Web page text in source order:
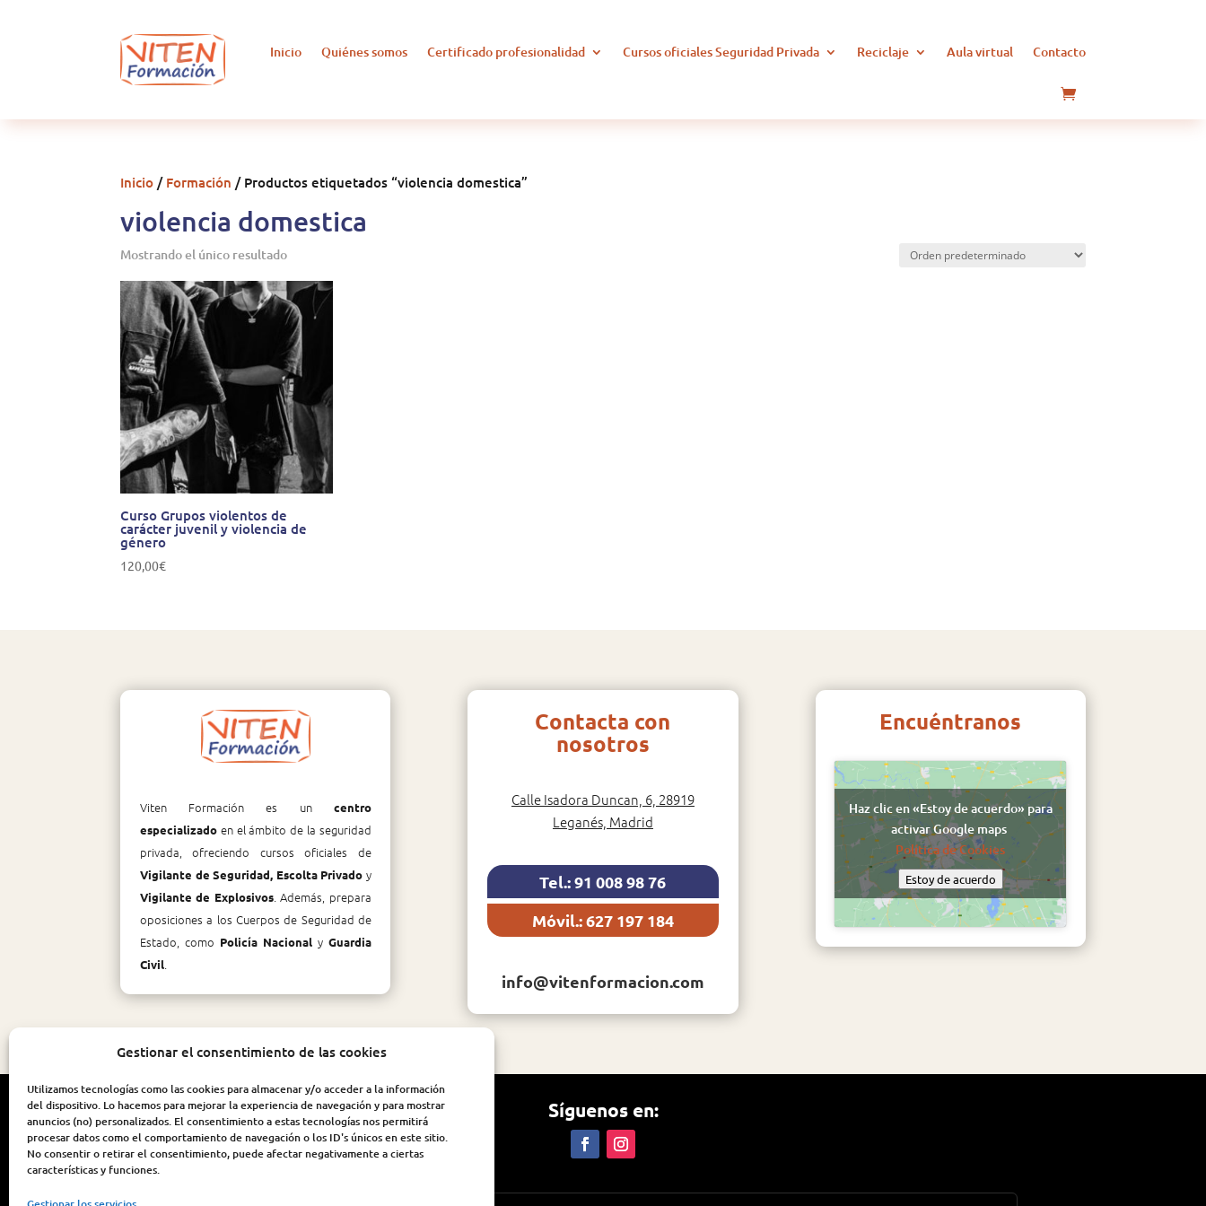
Gestionar el consentimiento de las cookies
Utilizamos tecnologías como las cookies para almacenar y/o acceder a la información
del dispositivo. Lo hacemos para mejorar la experiencia de navegación y para mostrar
anuncios (no) personalizados. El consentimiento a estas tecnologías nos permitirá
procesar datos como el comportamiento de navegación o los ID's únicos en este sitio.
No consentir o retirar el consentimiento, puede afectar negativamente a ciertas
características y funciones.
Inicio Quiénes somos Certificado profesionalidad Cursos oficiales Seguridad Privada Reciclaje Aula virtual Contacto
Inicio / Formación / Productos etiquetados “violencia domestica”
violencia domestica
Mostrando el único resultado
Curso Grupos violentos de
carácter juvenil y violencia de
género
120,00€
Viten Formación es un centro
especializadoen el ámbito de la seguridad
privada, ofreciendo cursos oficiales de
Vigilante de Seguridad, Escolta Privado y
Vigilante de Explosivos. Además, prepara
oposiciones a los Cuerpos de Seguridad de
Estado, como Policía Nacionaly Guardia
Civil.
Contacta con
nosotros
Calle Isadora Duncan, 6, 28919
Leganés, Madrid
Tel.: 91 008 98 76
Móvil.: 627 197 184
info@vitenformacion.com
Encuéntranos
Haz clic en «Estoy de acuerdo» para
activar Google maps
Política de Cookies
Estoy de acuerdo
Síguenos en: